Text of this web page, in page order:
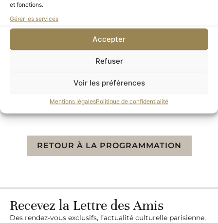
et fonctions.
Gérer les services
Accepter
Refuser
Voir les préférences
Mentions légalesPolitique de confidentialité
avait agencées en album, Lili Grenier s’est
racontée à la première personne du singulier
RETOUR À LA PROGRAMMATION
Recevez la Lettre des Amis
Des rendez-vous exclusifs, l’actualité culturelle parisienne,